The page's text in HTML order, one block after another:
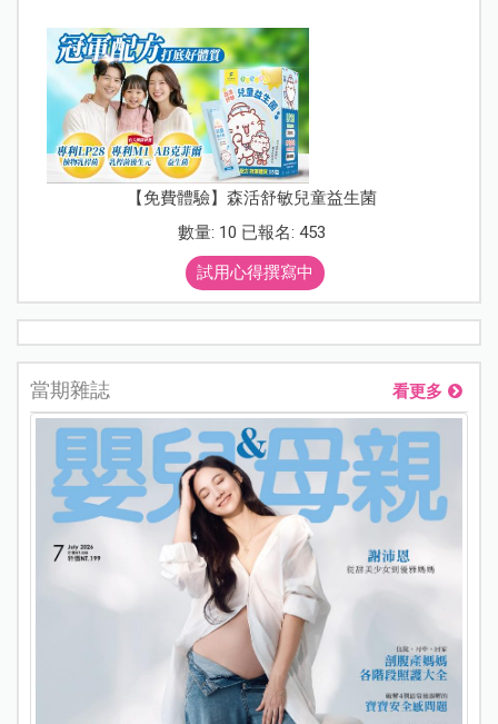
【免費體驗】森活舒敏兒童益生菌
數量: 10 已報名: 453
試用心得撰寫中
當期雜誌 看更多